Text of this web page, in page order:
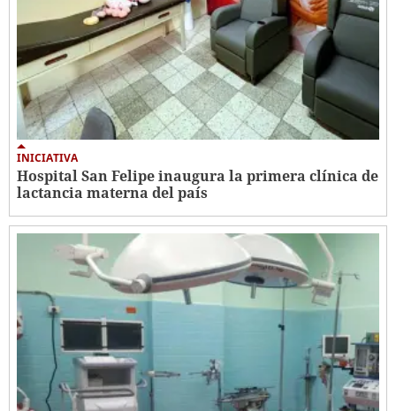
INICIATIVA
Hospital San Felipe inaugura la primera clínica de
lactancia materna del país